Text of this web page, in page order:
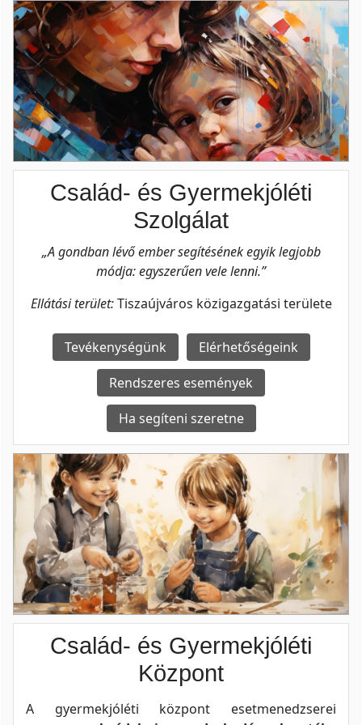
Család- és Gyermekjóléti
Szolgálat
„A gondban lévő ember segítésének egyik legjobb
módja: egyszerűen vele lenni.”
Ellátási terület:Tiszaújváros közigazgatási területe
Tevékenységünk
Elérhetőségeink
Rendszeres események
Ha segíteni szeretne
Család- és Gyermekjóléti
Központ
A gyermekjóléti központ esetmenedzserei